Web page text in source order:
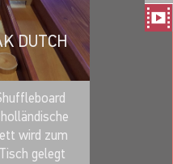
DUTCH
wird zum
gelegt